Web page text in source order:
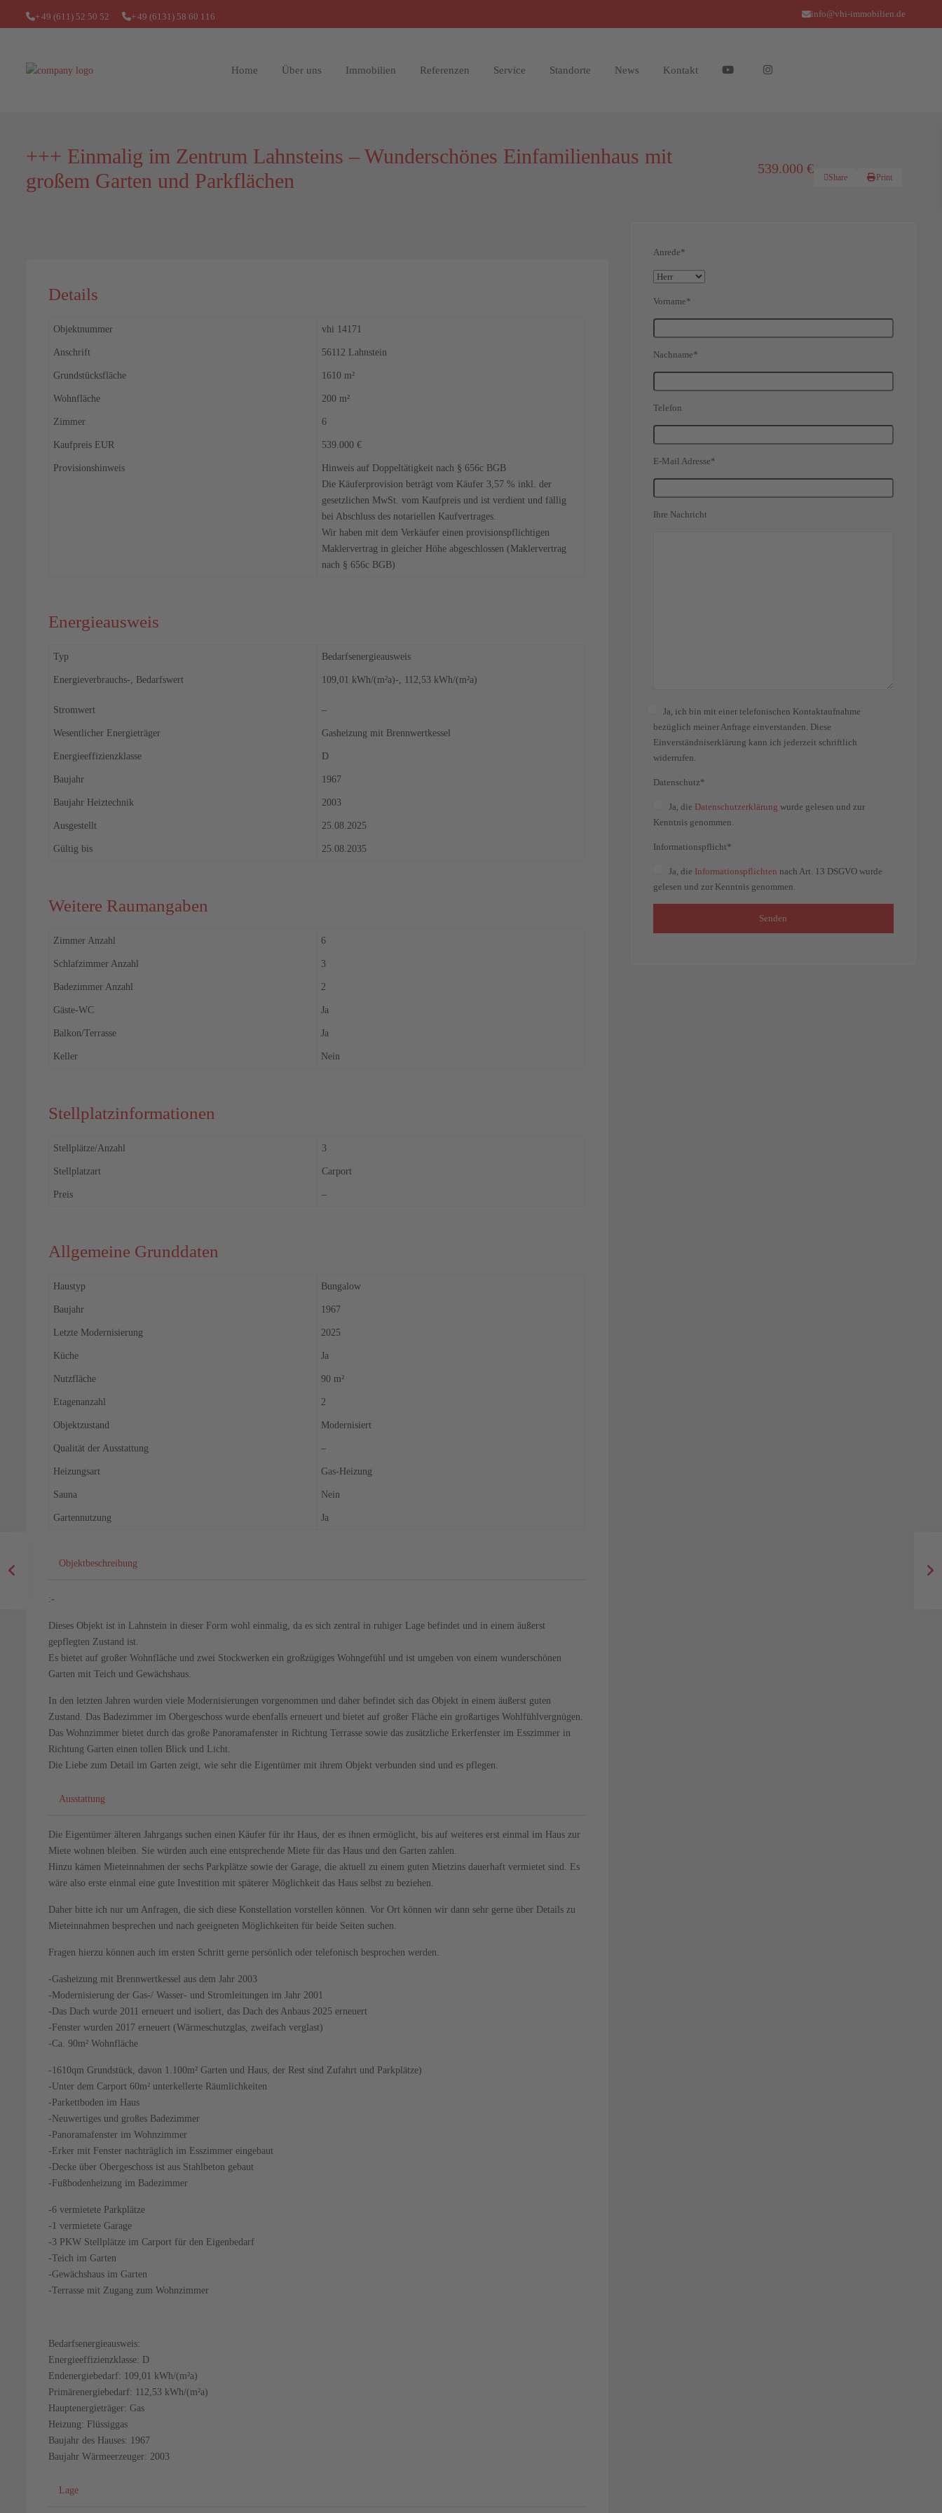
+49 (611) 52 50 52 +49 (6131) 58 60 116 info@vhi-immobilien.de
Home Über uns Immobilien Referenzen Service Standorte News Kontakt
+++ Einmalig im Zentrum Lahnsteins – Wunderschönes Einfamilienhaus mit
großem Garten und Parkflächen
539.000 €
Share Print
Details
Objektnummer vhi 14171
Anschrift 56112 Lahnstein
Grundstücksfläche 1610 m²
Wohnfläche 200 m²
Zimmer 6
Kaufpreis EUR 539.000 €
Provisionshinweis
Hinweis auf Doppeltätigkeit nach § 656c BGB
Die Käuferprovision beträgt vom Käufer 3,57 % inkl. der
gesetzlichen MwSt. vom Kaufpreis und ist verdient und fällig
bei Abschluss des notariellen Kaufvertrages.
Wir haben mit dem Verkäufer einen provisionspflichtigen
Maklervertrag in gleicher Höhe abgeschlossen (Maklervertrag
nach § 656c BGB)
Energieausweis
Typ Bedarfsenergieausweis
Energieverbrauchs-, Bedarfswert 109,01 kWh/(m²a)-, 112,53 kWh/(m²a)
Stromwert –
Wesentlicher Energieträger Gasheizung mit Brennwertkessel
Energieeffizienzklasse D
Baujahr 1967
Baujahr Heiztechnik 2003
Ausgestellt 25.08.2025
Gültig bis 25.08.2035
Weitere Raumangaben
Zimmer Anzahl 6
Schlafzimmer Anzahl 3
Badezimmer Anzahl 2
Gäste-WC Ja
Balkon/Terrasse Ja
Keller Nein
Stellplatzinformationen
Stellplätze/Anzahl 3
Stellplatzart Carport
Preis –
Allgemeine Grunddaten
Haustyp Bungalow
Baujahr 1967
Letzte Modernisierung 2025
Küche Ja
Nutzfläche 90 m²
Etagenanzahl 2
Objektzustand Modernisiert
Qualität der Ausstattung –
Heizungsart Gas-Heizung
Sauna Nein
Gartennutzung Ja
Objektbeschreibung
:-
Dieses Objekt ist in Lahnstein in dieser Form wohl einmalig, da es sich zentral in ruhiger Lage befindet und in einem äußerst
gepflegten Zustand ist.
Es bietet auf großer Wohnfläche und zwei Stockwerken ein großzügiges Wohngefühl und ist umgeben von einem wunderschönen
Garten mit Teich und Gewächshaus.
In den letzten Jahren wurden viele Modernisierungen vorgenommen und daher befindet sich das Objekt in einem äußerst guten
Zustand. Das Badezimmer im Obergeschoss wurde ebenfalls erneuert und bietet auf großer Fläche ein großartiges Wohlfühlvergnügen.
Das Wohnzimmer bietet durch das große Panoramafenster in Richtung Terrasse sowie das zusätzliche Erkerfenster im Esszimmer in
Richtung Garten einen tollen Blick und Licht.
Die Liebe zum Detail im Garten zeigt, wie sehr die Eigentümer mit ihrem Objekt verbunden sind und es pflegen.
Ausstattung
Die Eigentümer älteren Jahrgangs suchen einen Käufer für ihr Haus, der es ihnen ermöglicht, bis auf weiteres erst einmal im Haus zur
Miete wohnen bleiben. Sie würden auch eine entsprechende Miete für das Haus und den Garten zahlen.
Hinzu kämen Mieteinnahmen der sechs Parkplätze sowie der Garage, die aktuell zu einem guten Mietzins dauerhaft vermietet sind. Es
wäre also erste einmal eine gute Investition mit späterer Möglichkeit das Haus selbst zu beziehen.
Daher bitte ich nur um Anfragen, die sich diese Konstellation vorstellen können. Vor Ort können wir dann sehr gerne über Details zu
Mieteinnahmen besprechen und nach geeigneten Möglichkeiten für beide Seiten suchen.
Fragen hierzu können auch im ersten Schritt gerne persönlich oder telefonisch besprochen werden.
-Gasheizung mit Brennwertkessel aus dem Jahr 2003
-Modernisierung der Gas-/ Wasser- und Stromleitungen im Jahr 2001
-Das Dach wurde 2011 erneuert und isoliert, das Dach des Anbaus 2025 erneuert
-Fenster wurden 2017 erneuert (Wärmeschutzglas, zweifach verglast)
-Ca. 90m² Wohnfläche
-1610qm Grundstück, davon 1.100m² Garten und Haus, der Rest sind Zufahrt und Parkplätze)
-Unter dem Carport 60m² unterkellerte Räumlichkeiten
-Parkettboden im Haus
-Neuwertiges und großes Badezimmer
-Panoramafenster im Wohnzimmer
-Erker mit Fenster nachträglich im Esszimmer eingebaut
-Decke über Obergeschoss ist aus Stahlbeton gebaut
-Fußbodenheizung im Badezimmer
-6 vermietete Parkplätze
-1 vermietete Garage
-3 PKW Stellplätze im Carport für den Eigenbedarf
-Teich im Garten
-Gewächshaus im Garten
-Terrasse mit Zugang zum Wohnzimmer
Bedarfsenergieausweis:
Energieeffizienzklasse: D
Endenergiebedarf: 109,01 kWh/(m²a)
Primärenergiebedarf: 112,53 kWh/(m²a)
Hauptenergieträger: Gas
Heizung: Flüssiggas
Baujahr des Hauses: 1967
Baujahr Wärmeerzeuger: 2003
Lage
Anrede*
Vorname*
Nachname*
Telefon
E-Mail Adresse*
Ihre Nachricht
Ja, ich bin mit einer telefonischen Kontaktaufnahme
bezüglich meiner Anfrage einverstanden. Diese
Einverständniserklärung kann ich jederzeit schriftlich
widerrufen.
Datenschutz*
Ja, die Datenschutzerklärung wurde gelesen und zur
Kenntnis genommen.
Informationspflicht*
Ja, die Informationspflichten nach Art. 13 DSGVO wurde
gelesen und zur Kenntnis genommen.
Senden